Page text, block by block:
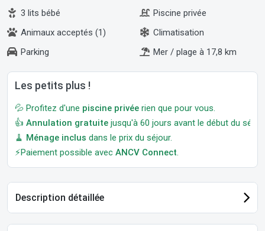
3 lits bébé
Piscine privée
Animaux acceptés (1)
Climatisation
Parking
Mer / plage à 17,8 km
Les petits plus !
💦 Profitez d'une piscine privée rien que pour vous.
👍 Annulation gratuite jusqu'à 60 jours avant le début du
🧹 Ménage inclus dans le prix du séjour.
⚡Paiement possible avec ANCV Connect
Description détaillée